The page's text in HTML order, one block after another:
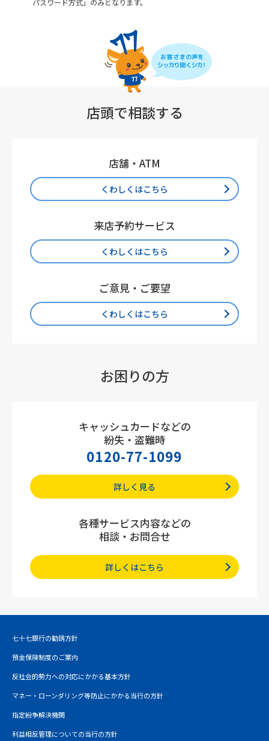
パスワード方式」のみとなります。
店頭で相談する
店舗・ATM
くわしくはこちら
来店予約サービス
くわしくはこちら
ご意見・ご要望
くわしくはこちら
お困りの方
キャッシュカードなどの
紛失・盗難時
0120-77-1099
詳しく見る
各種サービス内容などの
相談・お問合せ
詳しくはこちら
七十七銀行の勧誘方針
預金保険制度のご案内
反社会的勢力への対応にかかる基本方針
マネー・ローンダリング等防止にかかる当行の方針
指定紛争解決機関
利益相反管理についての当行の方針